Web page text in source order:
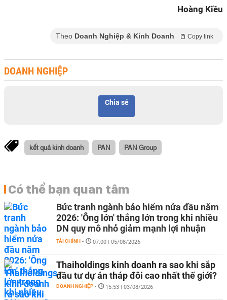
Hoàng Kiều
Theo Doanh Nghiệp & Kinh Doanh Copy link
DOANH NGHIỆP
Chia sẻ
kết quả kinh doanh PAN PAN Group
Có thể bạn quan tâm
Bức tranh ngành bảo hiểm nửa đầu năm
2026: 'Ông lớn' thắng lớn trong khi nhiều
DN quy mô nhỏ giảm mạnh lợi nhuận
TÀI CHÍNH - 07:00 | 05/08/2026
Thaiholdings kinh doanh ra sao khi sắp
đầu tư dự án tháp đôi cao nhất thế giới?
DOANH NGHIỆP - 15:53 | 03/08/2026